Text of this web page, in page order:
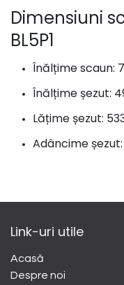
Dimensiuni
BL5P1
Înălțime scaun:
Înălțime șezut:
Lățime șezut:
Adâncime
Link-uri utile
Acasă
Despre noi